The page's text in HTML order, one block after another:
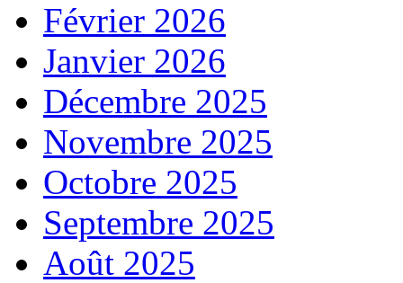
Février 2026
Janvier 2026
Décembre 2025
Novembre 2025
Octobre 2025
Septembre 2025
Août 2025